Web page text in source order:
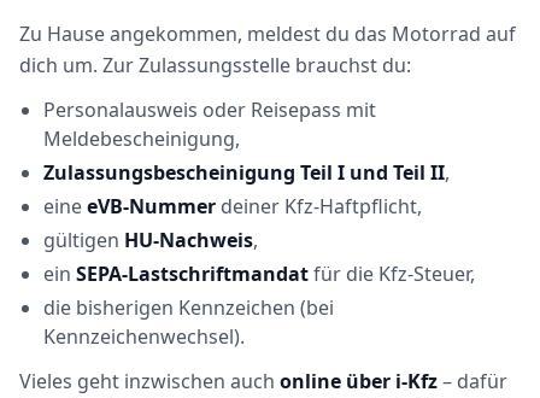
Zu Hause angekommen, meldest du das Motorrad auf
dich um. Zur Zulassungsstelle brauchst du:
Personalausweis oder Reisepass mit
Meldebescheinigung,
Zulassungsbescheinigung Teil I und Teil II,
eineeVB-Nummer deiner Kfz-Haftpflicht,
gültigen HU-Nachweis,
ein SEPA-Lastschriftmandatfür die Kfz-Steuer,
die bisherigen Kennzeichen (bei
Kennzeichenwechsel).
Vieles geht inzwischen auch online über i-Kfz– dafür